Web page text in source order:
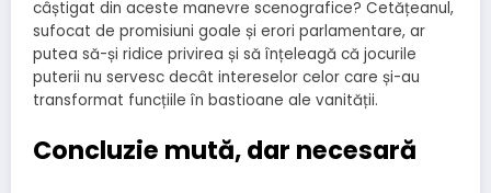
câștigat din aceste manevre scenografice? Cetățeanul,
sufocat de promisiuni goale și erori parlamentare, ar
putea să-și ridice privirea și să înțeleagă că jocurile
puterii nu servesc decât intereselor celor care și-au
transformat funcțiile în bastioane ale vanității.
Concluzie mută, dar necesară